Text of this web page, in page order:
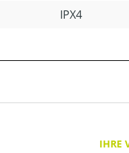
IPX4
IHRE